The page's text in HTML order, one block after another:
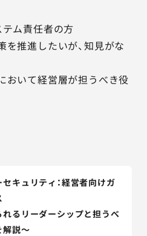
テム責任者の方
を推進したいが、知見がな
おいて経営層が担うべき役
キュリティ：経営者向けガ
れるリーダーシップと担うべ
解説～